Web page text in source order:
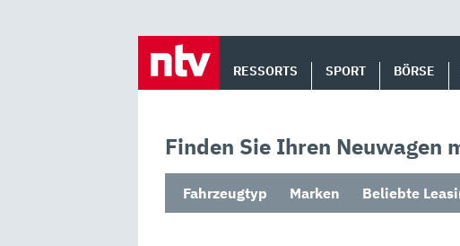
RESSORTS SPORT BÖRSE
Finden Sie Ihren Neuwagen
Fahrzeugtyp Marken Beliebte